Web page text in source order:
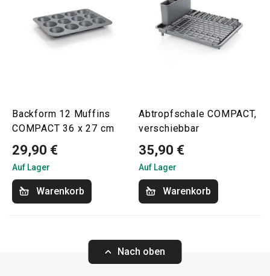
Backform 12 Muffins
COMPACT 36 x 27 cm
29,90 €
Auf Lager
Warenkorb
Abtropfschale COMPACT,
verschiebbar
35,90 €
Auf Lager
Warenkorb
Nach oben